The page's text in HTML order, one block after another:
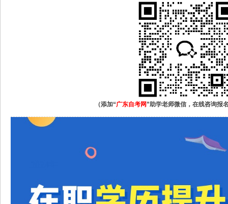
（添加“广东自考网 ”助学老师微信，在线咨询报